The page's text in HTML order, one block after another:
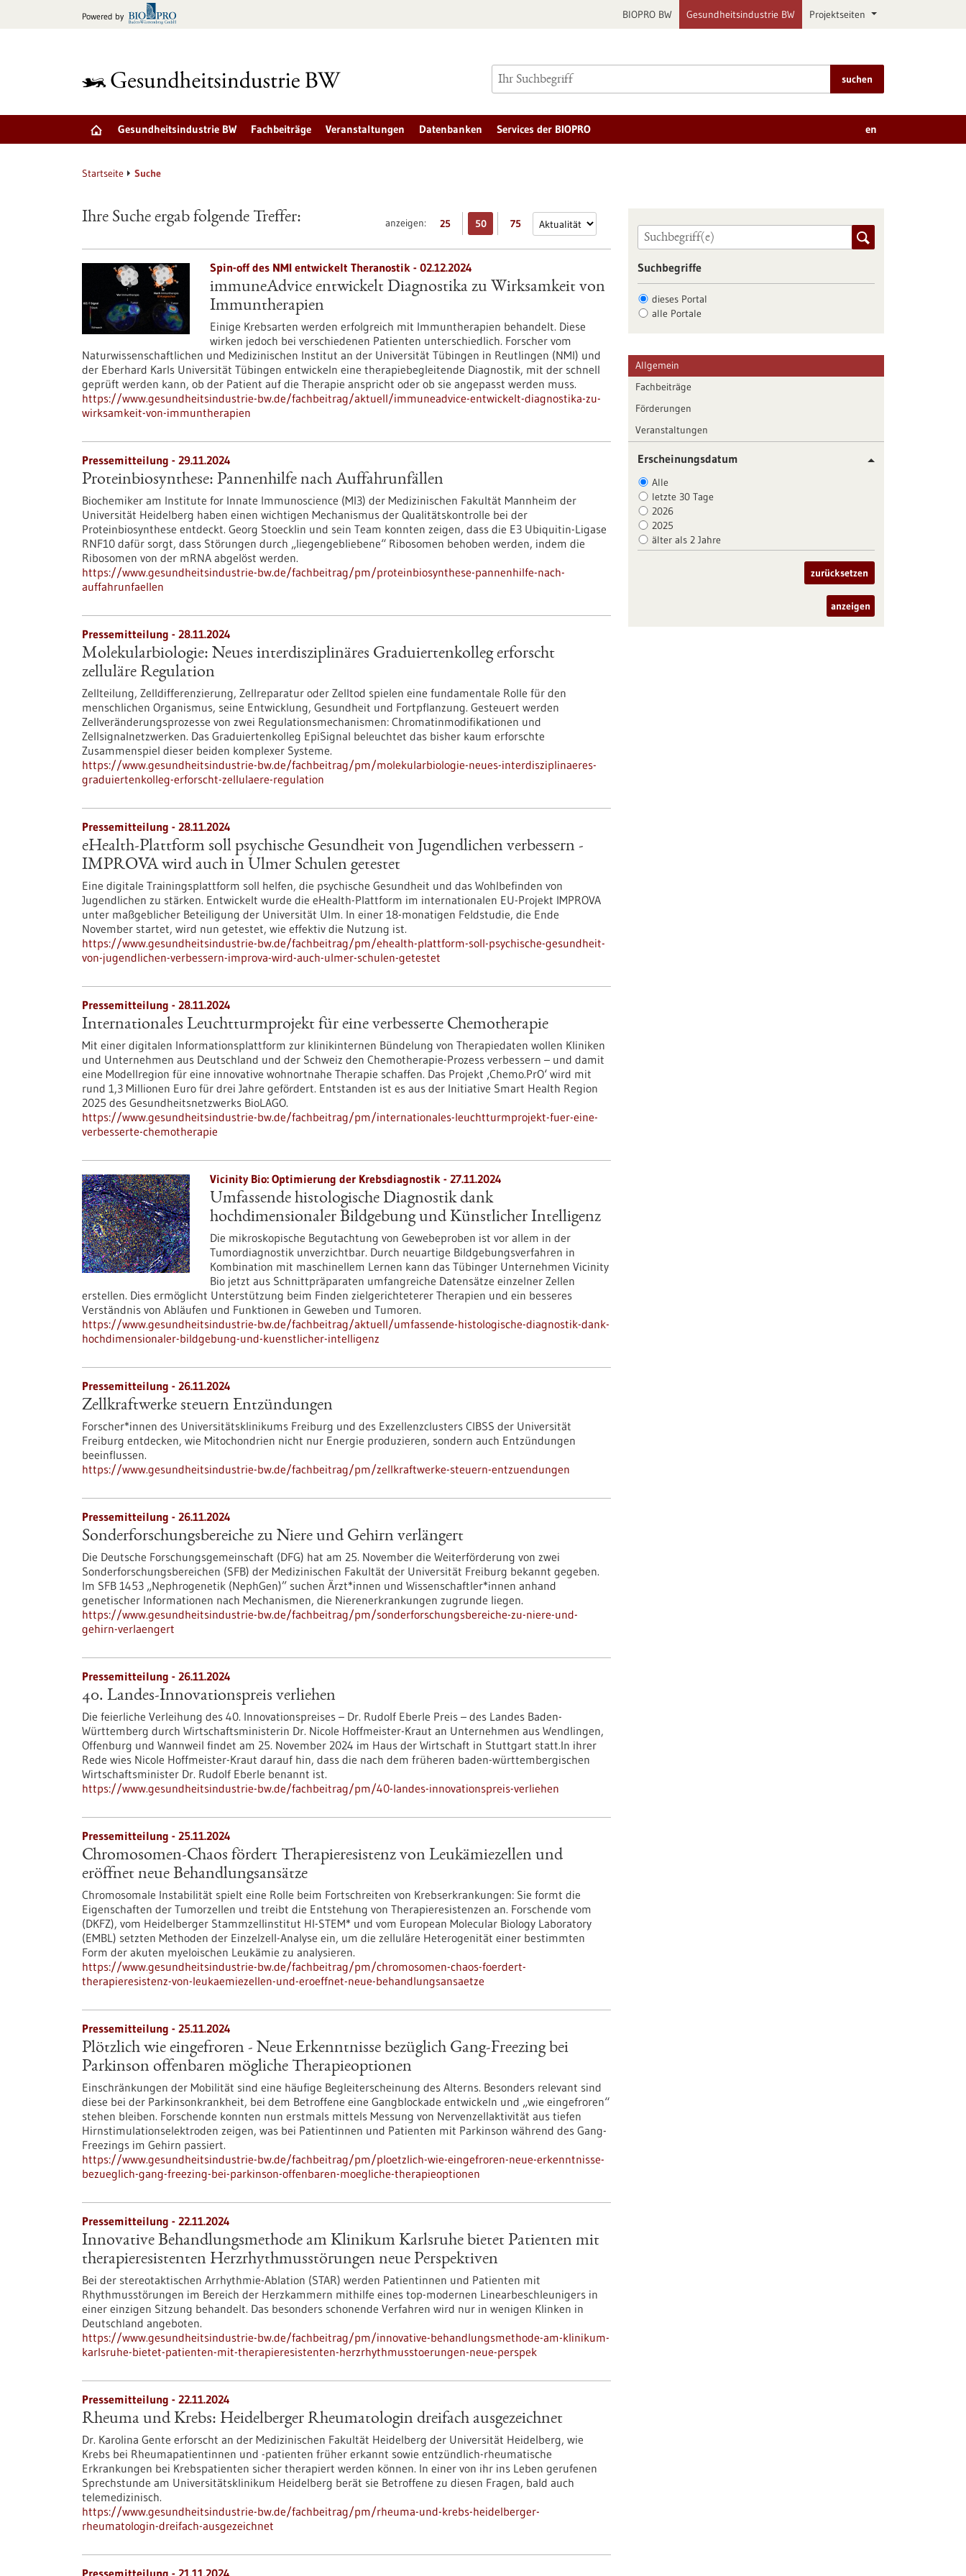
Powered by BIOPRO BW Gesundheitsindustrie BW Projektseiten
suchen
Gesundheitsindustrie BW Fachbeiträge Veranstaltungen Datenbanken Services der BIOPRO en
Startseite Suche
anzeigen: 25 50 75
Ihre Suche ergab folgende Treffer:
Spin-off des NMI entwickelt Theranostik - 02.12.2024
immuneAdvice entwickelt Diagnostika zu Wirksamkeit von
Immuntherapien
Einige Krebsarten werden erfolgreich mit Immuntherapien behandelt. Diese
wirken jedoch bei verschiedenen Patienten unterschiedlich. Forscher vom
Naturwissenschaftlichen und Medizinischen Institut an der Universität Tübingen in Reutlingen (NMI) und
der Eberhard Karls Universität Tübingen entwickeln eine therapiebegleitende Diagnostik, mit der schnell
geprüft werden kann, ob der Patient auf die Therapie anspricht oder ob sie angepasst werden muss.
https://www.gesundheitsindustrie-bw.de/fachbeitrag/aktuell/immuneadvice-entwickelt-diagnostika-zu-
wirksamkeit-von-immuntherapien
Pressemitteilung - 29.11.2024
Proteinbiosynthese: Pannenhilfe nach Auffahrunfällen
Biochemiker am Institute for Innate Immunoscience (MI3) der Medizinischen Fakultät Mannheim der
Universität Heidelberg haben einen wichtigen Mechanismus der Qualitätskontrolle bei der
Proteinbiosynthese entdeckt. Georg Stoecklin und sein Team konnten zeigen, dass die E3 Ubiquitin-Ligase
RNF10 dafür sorgt, dass Störungen durch „liegengebliebene“ Ribosomen behoben werden, indem die
Ribosomen von der mRNA abgelöst werden.
https://www.gesundheitsindustrie-bw.de/fachbeitrag/pm/proteinbiosynthese-pannenhilfe-nach-
auffahrunfaellen
Pressemitteilung - 28.11.2024
Molekularbiologie: Neues interdisziplinäres Graduiertenkolleg erforscht
zelluläre Regulation
Zellteilung, Zelldifferenzierung, Zellreparatur oder Zelltod spielen eine fundamentale Rolle für den
menschlichen Organismus, seine Entwicklung, Gesundheit und Fortpflanzung. Gesteuert werden
Zellveränderungsprozesse von zwei Regulationsmechanismen: Chromatinmodifikationen und
Zellsignalnetzwerken. Das Graduiertenkolleg EpiSignal beleuchtet das bisher kaum erforschte
Zusammenspiel dieser beiden komplexer Systeme.
https://www.gesundheitsindustrie-bw.de/fachbeitrag/pm/molekularbiologie-neues-interdisziplinaeres-
graduiertenkolleg-erforscht-zellulaere-regulation
Pressemitteilung - 28.11.2024
eHealth-Plattform soll psychische Gesundheit von Jugendlichen verbessern -
IMPROVA wird auch in Ulmer Schulen getestet
Eine digitale Trainingsplattform soll helfen, die psychische Gesundheit und das Wohlbefinden von
Jugendlichen zu stärken. Entwickelt wurde die eHealth-Plattform im internationalen EU-Projekt IMPROVA
unter maßgeblicher Beteiligung der Universität Ulm. In einer 18-monatigen Feldstudie, die Ende
November startet, wird nun getestet, wie effektiv die Nutzung ist.
https://www.gesundheitsindustrie-bw.de/fachbeitrag/pm/ehealth-plattform-soll-psychische-gesundheit-
von-jugendlichen-verbessern-improva-wird-auch-ulmer-schulen-getestet
Pressemitteilung - 28.11.2024
Internationales Leuchtturmprojekt für eine verbesserte Chemotherapie
Mit einer digitalen Informationsplattform zur klinikinternen Bündelung von Therapiedaten wollen Kliniken
und Unternehmen aus Deutschland und der Schweiz den Chemotherapie-Prozess verbessern – und damit
eine Modellregion für eine innovative wohnortnahe Therapie schaffen. Das Projekt ‚Chemo.PrO‘ wird mit
rund 1,3 Millionen Euro für drei Jahre gefördert. Entstanden ist es aus der Initiative Smart Health Region
2025 des Gesundheitsnetzwerks BioLAGO.
https://www.gesundheitsindustrie-bw.de/fachbeitrag/pm/internationales-leuchtturmprojekt-fuer-eine-
verbesserte-chemotherapie
Vicinity Bio: Optimierung der Krebsdiagnostik - 27.11.2024
Umfassende histologische Diagnostik dank
hochdimensionaler Bildgebung und Künstlicher Intelligenz
Die mikroskopische Begutachtung von Gewebeproben ist vor allem in der
Tumordiagnostik unverzichtbar. Durch neuartige Bildgebungsverfahren in
Kombination mit maschinellem Lernen kann das Tübinger Unternehmen Vicinity
Bio jetzt aus Schnittpräparaten umfangreiche Datensätze einzelner Zellen
erstellen. Dies ermöglicht Unterstützung beim Finden zielgerichteterer Therapien und ein besseres
Verständnis von Abläufen und Funktionen in Geweben und Tumoren.
https://www.gesundheitsindustrie-bw.de/fachbeitrag/aktuell/umfassende-histologische-diagnostik-dank-
hochdimensionaler-bildgebung-und-kuenstlicher-intelligenz
Pressemitteilung - 26.11.2024
Zellkraftwerke steuern Entzündungen
Forscher*innen des Universitätsklinikums Freiburg und des Exzellenzclusters CIBSS der Universität
Freiburg entdecken, wie Mitochondrien nicht nur Energie produzieren, sondern auch Entzündungen
beeinflussen.
https://www.gesundheitsindustrie-bw.de/fachbeitrag/pm/zellkraftwerke-steuern-entzuendungen
Pressemitteilung - 26.11.2024
Sonderforschungsbereiche zu Niere und Gehirn verlängert
Die Deutsche Forschungsgemeinschaft (DFG) hat am 25. November die Weiterförderung von zwei
Sonderforschungsbereichen (SFB) der Medizinischen Fakultät der Universität Freiburg bekannt gegeben.
Im SFB 1453 „Nephrogenetik (NephGen)” suchen Ärzt*innen und Wissenschaftler*innen anhand
genetischer Informationen nach Mechanismen, die Nierenerkrankungen zugrunde liegen.
https://www.gesundheitsindustrie-bw.de/fachbeitrag/pm/sonderforschungsbereiche-zu-niere-und-
gehirn-verlaengert
Pressemitteilung - 26.11.2024
40. Landes-Innovationspreis verliehen
Die feierliche Verleihung des 40. Innovationspreises – Dr. Rudolf Eberle Preis – des Landes Baden-
Württemberg durch Wirtschaftsministerin Dr. Nicole Hoffmeister-Kraut an Unternehmen aus Wendlingen,
Offenburg und Wannweil findet am 25. November 2024 im Haus der Wirtschaft in Stuttgart statt.In ihrer
Rede wies Nicole Hoffmeister-Kraut darauf hin, dass die nach dem früheren baden-württembergischen
Wirtschaftsminister Dr. Rudolf Eberle benannt ist.
https://www.gesundheitsindustrie-bw.de/fachbeitrag/pm/40-landes-innovationspreis-verliehen
Pressemitteilung - 25.11.2024
Chromosomen-Chaos fördert Therapieresistenz von Leukämiezellen und
eröffnet neue Behandlungsansätze
Chromosomale Instabilität spielt eine Rolle beim Fortschreiten von Krebserkrankungen: Sie formt die
Eigenschaften der Tumorzellen und treibt die Entstehung von Therapieresistenzen an. Forschende vom
(DKFZ), vom Heidelberger Stammzellinstitut HI-STEM* und vom European Molecular Biology Laboratory
(EMBL) setzten Methoden der Einzelzell-Analyse ein, um die zelluläre Heterogenität einer bestimmten
Form der akuten myeloischen Leukämie zu analysieren.
https://www.gesundheitsindustrie-bw.de/fachbeitrag/pm/chromosomen-chaos-foerdert-
therapieresistenz-von-leukaemiezellen-und-eroeffnet-neue-behandlungsansaetze
Pressemitteilung - 25.11.2024
Plötzlich wie eingefroren - Neue Erkenntnisse bezüglich Gang-Freezing bei
Parkinson offenbaren mögliche Therapieoptionen
Einschränkungen der Mobilität sind eine häufige Begleiterscheinung des Alterns. Besonders relevant sind
diese bei der Parkinsonkrankheit, bei dem Betroffene eine Gangblockade entwickeln und „wie eingefroren“
stehen bleiben. Forschende konnten nun erstmals mittels Messung von Nervenzellaktivität aus tiefen
Hirnstimulationselektroden zeigen, was bei Patientinnen und Patienten mit Parkinson während des Gang-
Freezings im Gehirn passiert.
https://www.gesundheitsindustrie-bw.de/fachbeitrag/pm/ploetzlich-wie-eingefroren-neue-erkenntnisse-
bezueglich-gang-freezing-bei-parkinson-offenbaren-moegliche-therapieoptionen
Pressemitteilung - 22.11.2024
Innovative Behandlungsmethode am Klinikum Karlsruhe bietet Patienten mit
therapieresistenten Herzrhythmusstörungen neue Perspektiven
Bei der stereotaktischen Arrhythmie-Ablation (STAR) werden Patientinnen und Patienten mit
Rhythmusstörungen im Bereich der Herzkammern mithilfe eines top-modernen Linearbeschleunigers in
einer einzigen Sitzung behandelt. Das besonders schonende Verfahren wird nur in wenigen Klinken in
Deutschland angeboten.
https://www.gesundheitsindustrie-bw.de/fachbeitrag/pm/innovative-behandlungsmethode-am-klinikum-
karlsruhe-bietet-patienten-mit-therapieresistenten-herzrhythmusstoerungen-neue-perspek
Pressemitteilung - 22.11.2024
Rheuma und Krebs: Heidelberger Rheumatologin dreifach ausgezeichnet
Dr. Karolina Gente erforscht an der Medizinischen Fakultät Heidelberg der Universität Heidelberg, wie
Krebs bei Rheumapatientinnen und -patienten früher erkannt sowie entzündlich-rheumatische
Erkrankungen bei Krebspatienten sicher therapiert werden können. In einer von ihr ins Leben gerufenen
Sprechstunde am Universitätsklinikum Heidelberg berät sie Betroffene zu diesen Fragen, bald auch
telemedizinisch.
https://www.gesundheitsindustrie-bw.de/fachbeitrag/pm/rheuma-und-krebs-heidelberger-
rheumatologin-dreifach-ausgezeichnet
Pressemitteilung - 21.11.2024
Suchbegriffe
dieses Portal
alle Portale
Allgemein
Fachbeiträge
Förderungen
Veranstaltungen
Erscheinungsdatum
Alle
letzte 30 Tage
2026
2025
älter als 2 Jahre
zurücksetzen
anzeigen